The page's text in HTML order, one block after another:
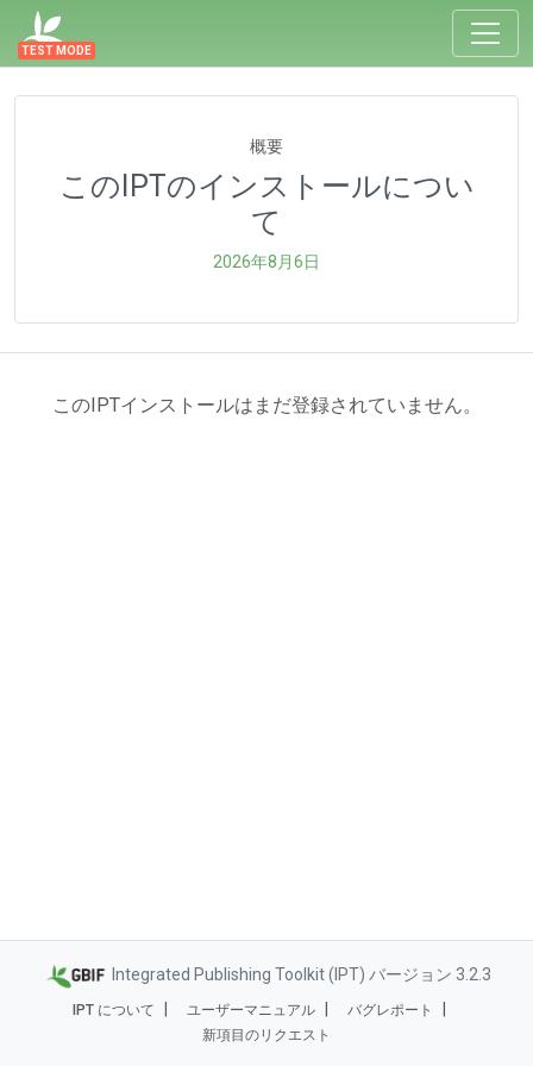
TEST MODE
概要
このIPTのインストールについ
て
2026年8月6日
このIPTインストールはまだ登録されていません。
Integrated Publishing Toolkit (IPT) バージョン 3.2.3
IPT について ユーザーマニュアル
バグレポート
新項目のリクエスト